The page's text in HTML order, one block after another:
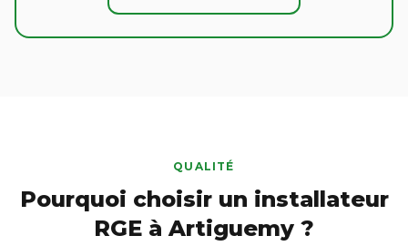
QUALITÉ
Pourquoi choisir un installateur
RGE à Artiguemy ?